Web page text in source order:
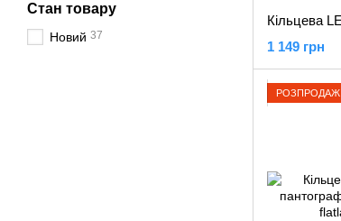
1 149 грн
РОЗПРОДАЖ
Стан товару
Новий 37